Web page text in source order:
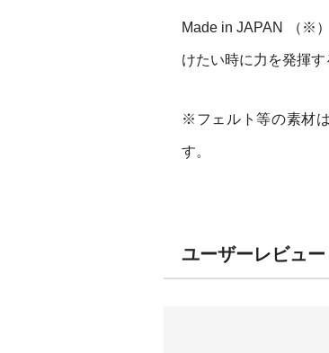
Made in JAPAN （※
けたい時に力を発揮
※フェルト等の素材
す。
ユーザーレビュー